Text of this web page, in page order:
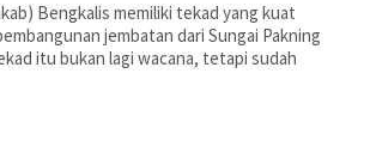
Bengkalis memiliki tekad yang kuat
jembatan dari Sungai Pakning
itu bukan lagi wacana, tetapi sudah